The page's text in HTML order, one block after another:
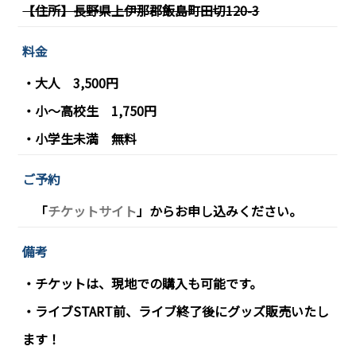
【住所】長野県上伊那郡飯島町田切120-3
料金
・大人 3,500円
・小〜高校生 1,750円
・小学生未満 無料
ご予約
「チケットサイト」からお申し込みください。
備考
・チケットは、現地での購入も可能です。
・ライブSTART前、ライブ終了後にグッズ販売いたし
ます！